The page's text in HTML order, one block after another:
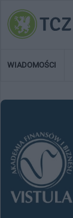
WIADOMOŚCI